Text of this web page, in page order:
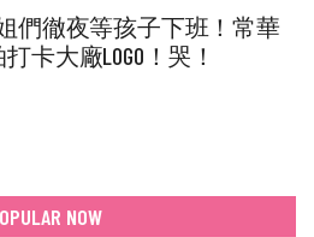
們徹夜等孩子下班！常華
卡大廠LOGO！哭！
NOW